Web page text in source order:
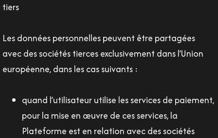
tiers
Les données personnelles peuvent être partagées
avec des sociétés tierces exclusivement dans l’Union
européenne, dans les cas suivants :
quand l’utilisateur utilise les services de paiement,
pour la mise en œuvre de ces services, la
Plateforme est en relation avec des sociétés